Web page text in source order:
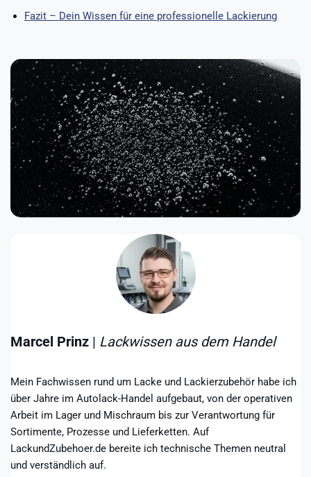
Fazit – Dein Wissen für eine professionelle Lackierung
Marcel Prinz | Lackwissen aus dem Handel
Mein Fachwissen rund um Lacke und Lackierzubehör habe ich
über Jahre im Autolack-Handel aufgebaut, von der operativen
Arbeit im Lager und Mischraum bis zur Verantwortung für
Sortimente, Prozesse und Lieferketten. Auf
LackundZubehoer.de bereite ich technische Themen neutral
und verständlich auf.